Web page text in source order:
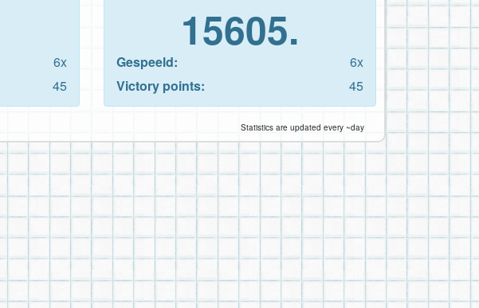
6x
45
15605.
Gespeeld:
6x
Victory points:
45
Statistics are updated every ~day